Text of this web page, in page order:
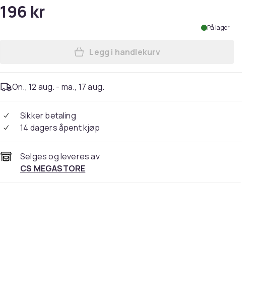
196 kr
På lager
Legg Boland 03142, Hansker til
Legg i handlekurv
On., 12 aug. - ma., 17 aug.
Sikker betaling
14 dagers åpent kjøp
Selges og leveres av
CS MEGASTORE